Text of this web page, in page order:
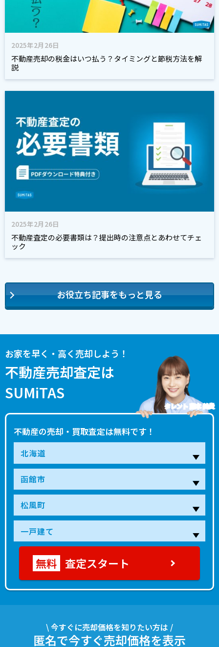
2025年2月26日
不動産売却の税金はいつ払う？タイミングと節税方法を解
説
2025年2月26日
不動産査定の必要書類は？提出時の注意点とあわせてチェ
ック
お役立ち記事をもっと見る
お家を早く・高く売却しよう！
不動産売却査定は
SUMiTAS
不動産の売却・買取査定は無料です！
タレント 藤本 美貴
査定スタート
\ 今すぐに売却価格を知りたい方は /
匿名で今すぐ売却価格を表示